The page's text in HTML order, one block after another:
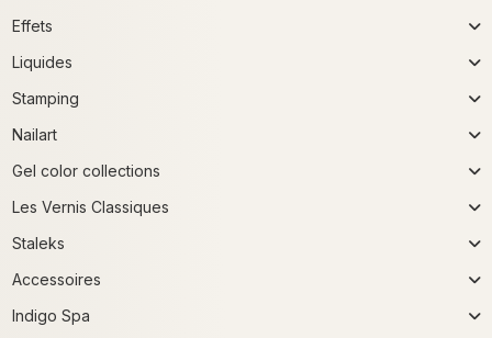
Effets
Liquides
Stamping
Nailart
Gel color collections
Les Vernis Classiques
Staleks
Accessoires
Indigo Spa